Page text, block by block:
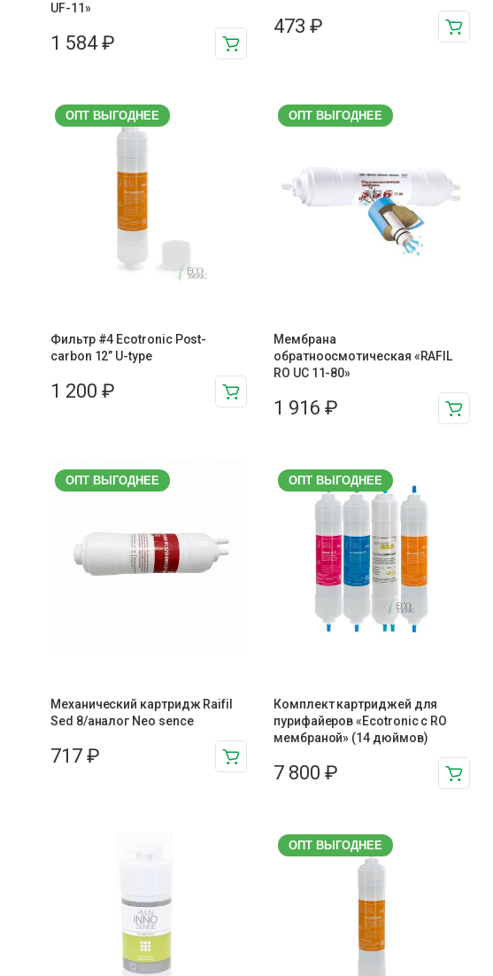
UF-11»
1 584 ₽
473 ₽
ОПТ ВЫГОДНЕЕ
Фильтр #4 Ecotronic Post-
carbon 12” U-type
1 200 ₽
ОПТ ВЫГОДНЕЕ
Мембрана
обратноосмотическая «RAFIL
RO UC 11-80»
1 916 ₽
ОПТ ВЫГОДНЕЕ
Механический картридж Raifil
Sed 8/аналог Neo sence
717 ₽
ОПТ ВЫГОДНЕЕ
Комплект картриджей для
пурифайеров «Ecotronic с RO
мембраной» (14 дюймов)
7 800 ₽
ОПТ ВЫГОДНЕЕ